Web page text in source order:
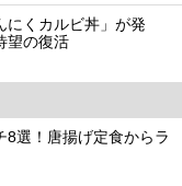
にくカルビ丼」が発
望の復活
8選！唐揚げ定食からラ